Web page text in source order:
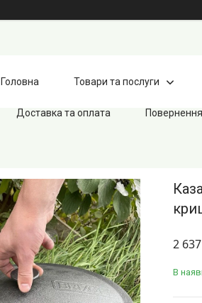
Головна Товари та послуги
Доставка та оплата
2
В